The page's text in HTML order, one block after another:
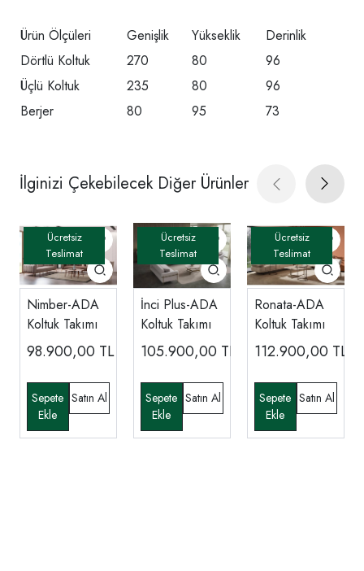
Ürün Ölçüleri Genişlik Yükseklik
Derinlik
Dörtlü Koltuk
270 80
96
Üçlü Koltuk
235 80
96
Berjer
80 95 73
İlginizi Çekebilecek Diğer Ürünler
Nimber-ADA
Koltuk Takımı
98.900,00 TL
İnci Plus-ADA
Koltuk Takımı
105.900,00 TL
Ronata-ADA
Koltuk Takımı
112.900,00 TL